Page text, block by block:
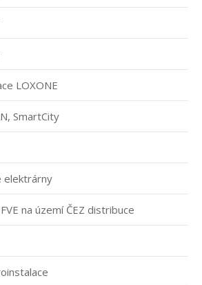
LOXONE
SmartCity
elektrárny
na území ČEZ distribuce